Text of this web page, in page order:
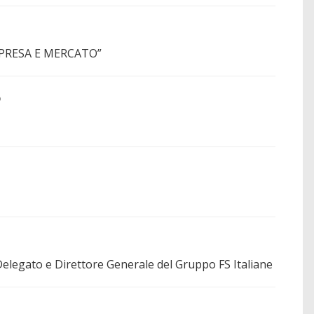
E MERCATO”
e Direttore Generale del Gruppo FS Italiane